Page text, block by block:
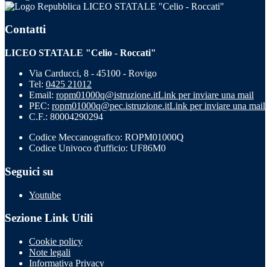
LICEO STATALE "Celio - Roccati"
Contatti
LICEO STATALE "Celio - Roccati"
Via Carducci, 8 - 45100 - Rovigo
Tel: 0425 21012
Email: ropm01000q@istruzione.itLink per inviare una mail
PEC: ropm01000q@pec.istruzione.itLink per inviare una mail
C.F.: 80004290294
Codice Meccanografico: ROPM01000Q
Codice Univoco d'ufficio: UF86M0
Seguici su
Youtube
Sezione Link Utili
Cookie policy
Note legali
Informativa Privacy